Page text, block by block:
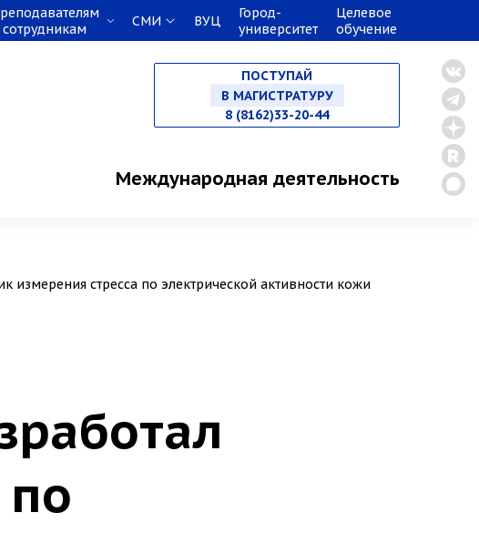
сотрудникам
СМИ ВУЦ
Город-
университет
Целевое
обучение
ПОСТУПАЙ
НА СПЕЦИАЛИТЕТ
В МАГИСТРАТУРУ
8 (8162)33-20-44
Международная деятельность
измерения стресса по электрической активности кожи